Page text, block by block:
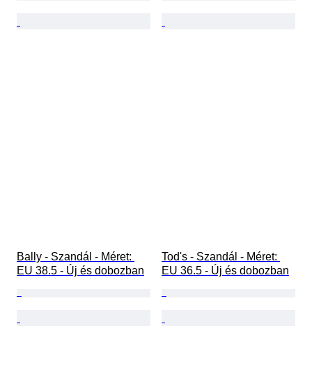
Bally - Szandál - Méret:
EU 38.5 - Új és dobozban
Tod's - Szandál - Méret:
EU 36.5 - Új és dobozban